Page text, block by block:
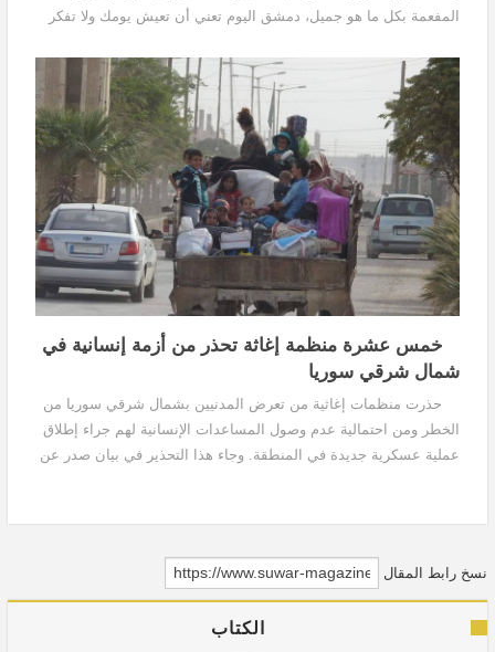
المفعمة بكل ما هو جميل، دمشق اليوم تعني أن تعيش يومك ولا تفكر
خمس عشرة منظمة إغاثة تحذر من أزمة إنسانية في
شمال شرقي سوريا
حذرت منظمات إغاثية من تعرض المدنيين بشمال شرقي سوريا من
الخطر ومن احتمالية عدم وصول المساعدات الإنسانية لهم جراء إطلاق
عملية عسكرية جديدة في المنطقة. وجاء هذا التحذير في بيان صدر عن
نسخ رابط المقال
الكتاب